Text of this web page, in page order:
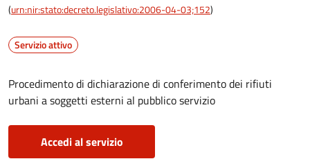
(urn:nir:stato:decreto.legislativo:2006-04-03;152)
Servizio attivo
Procedimento di dichiarazione di conferimento dei rifiuti
urbani a soggetti esterni al pubblico servizio
Accedi al servizio